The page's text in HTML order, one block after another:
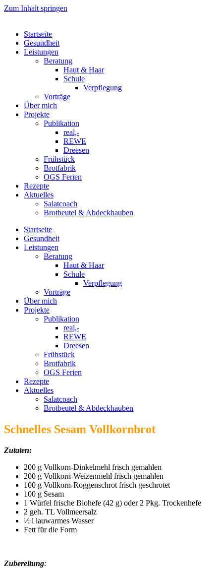
Zum Inhalt springen
Startseite
Gesundheit
Leistungen
Beratung
Haut & Haar
Schule
Verpflegung
Vorträge
Über mich
Projekte
Publikation
real,-
REWE
Dreesen
Frühstück
Brotfabrik
OGS Ferien
Rezepte
Aktuelles
Salatcoach
Brotbeutel & Abdeckhauben
Startseite
Gesundheit
Leistungen
Beratung
Haut & Haar
Schule
Verpflegung
Vorträge
Über mich
Projekte
Publikation
real,-
REWE
Dreesen
Frühstück
Brotfabrik
OGS Ferien
Rezepte
Aktuelles
Salatcoach
Brotbeutel & Abdeckhauben
Schnelles Sesam Vollkornbrot
Zutaten:
200 g Vollkorn-Dinkelmehl frisch gemahlen
200 g Vollkorn-Weizenmehl frisch gemahlen
100 g Vollkorn-Roggenschrot frisch geschrotet
100 g Sesam
1 Würfel frische Biohefe (42 g) oder 2 Pkg. Trockenhefe
2 geh. TL Vollmeersalz
½ l lauwarmes Wasser
Fett für die Form
Zubereitung: